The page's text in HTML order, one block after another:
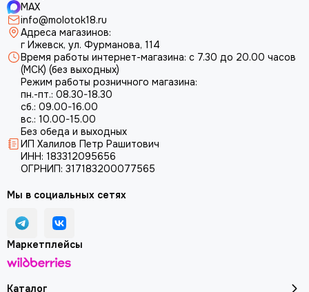
MAX
info@molotok18.ru
Адреса магазинов:
г Ижевск, ул. Фурманова, 114
Время работы интернет-магазина: с 7.30 до 20.00 часов
(МСК) (без выходных)
Режим работы розничного магазина:
пн.-пт.: 08.30-18.30
сб.: 09.00-16.00
вс.: 10.00-15.00
Без обеда и выходных
ИП Халилов Петр Рашитович
ИНН: 183312095656
ОГРНИП: 317183200077565
Каталог
Мы в социальных сетях
Маркетплейсы